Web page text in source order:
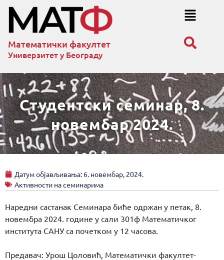
Математички факултет
Универзитет у Београду
Студентски семинар, 8.
новембар 2024.
Датум објављивања: 6. новембар, 2024.
Активности на семинарима
Наредни састанак Семинара биће одржан у петак, 8.
новембра 2024. године у сали 301ф Математичког
института САНУ са почетком у 12 часова.
Предавач: Урош Цоловић, Математички факултет-